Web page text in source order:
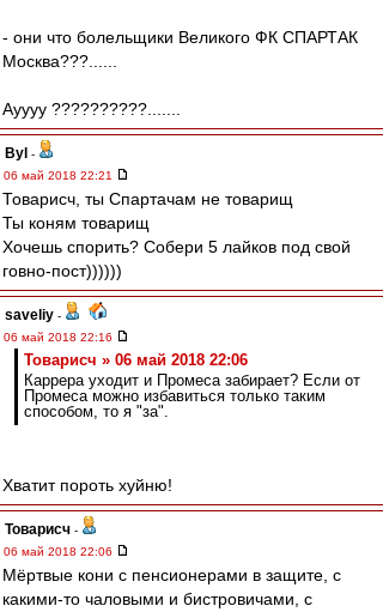
- они что болельщики Великого ФК СПАРТАК
Москва???......
Ауууу ??????????.......
Byl -
06 май 2018 22:21
Товарисч, ты Спартачам не товарищ
Ты коням товарищ
Хочешь спорить? Собери 5 лайков под свой
говно-пост))))))
saveliy -
06 май 2018 22:16
Товарисч » 06 май 2018 22:06
Каррера уходит и Промеса забирает? Если от
Промеса можно избавиться только таким
способом, то я "за".
Хватит пороть хуйню!
Товарисч -
06 май 2018 22:06
Мёртвые кони с пенсионерами в защите, с
какими-то чаловыми и бистровичами, с